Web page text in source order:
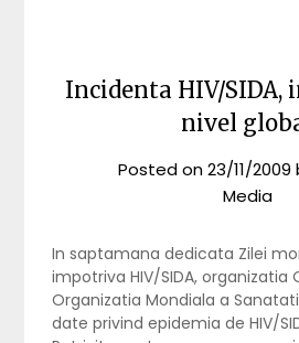
Incidenta HIV/SIDA,
nivel
Posted on23/11/2009
Media
In saptamana dedicata Zilei
impotriva HIV/SIDA, organizatia
Organizatia Mondiala a
date privind epidemia de HIV/